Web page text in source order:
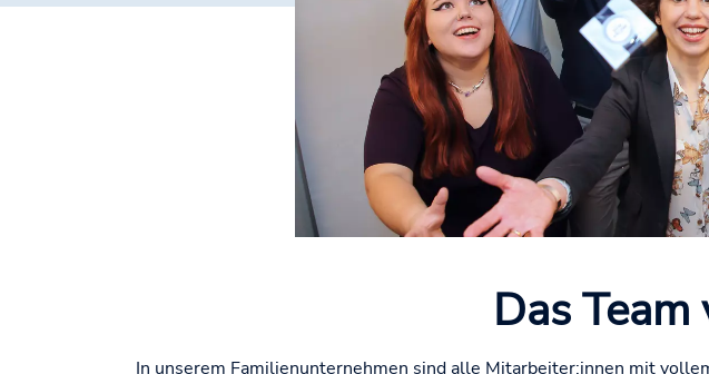
Das
In unserem Familienunternehmen sind alle Mitarbeiter:innen mit